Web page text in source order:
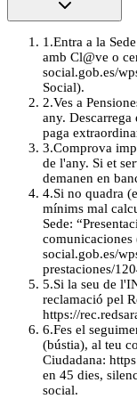
1 .Entra a la
amb Cl@ve o
social.gob.es/
Social).
2.Ves a
any.
paga
3.Comprova
de l'any. Si et
demanen en
4.Si no quadra
mínims mal
Sede:
comunicaciones
social.gob.es/
prestaciones/
5.Si la seu de
reclamació pel
https://
6.Fes el
(bústia), al teu
Ciudadana:
en 45 dies,
social.